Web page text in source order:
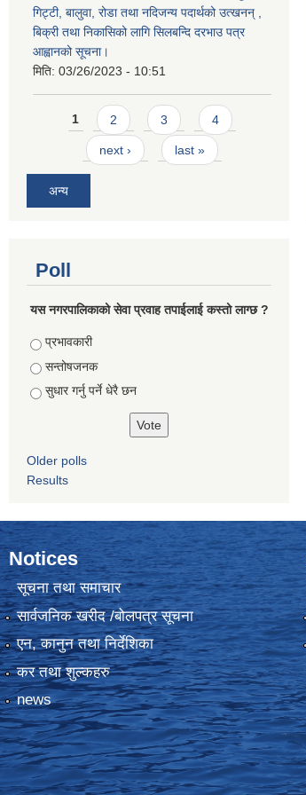
गिट्टी, बालुवा, रोडा तथा नदिजन्य पदार्थको उत्खनन् ,
बिक्री तथा निकासिको लागि सिलबन्दि दरभाउ पत्र
आह्वानको सूचना।
मिति: 03/26/2023 - 10:51
Pages
1 2 3 4
next › last »
अन्य
Poll
यस नगरपालिकाको सेवा प्रवाह तपाईलाई कस्तो लाग्छ ?
Choices
प्रभावकारी
सन्तोषजनक
सुधार गर्नु पर्ने धेरै छन
Older polls
Results
Notices
सूचना तथा समाचार
सार्वजनिक खरीद /बोलपत्र सूचना
एन, कानुन तथा निर्देशिका
कर तथा शुल्कहरु
news